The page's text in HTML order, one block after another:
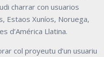
charrar con usuarios
Estaos Xuníos, Noruega,
d’América Llatina.
col proyeutu d’un usuariu